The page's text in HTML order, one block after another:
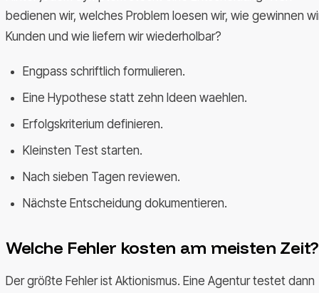
bedienen wir, welches Problem loesen wir, wie gewinnen
Kunden und wie liefern wir wiederholbar?
Engpass schriftlich formulieren.
Eine Hypothese statt zehn Ideen waehlen.
Erfolgskriterium definieren.
Kleinsten Test starten.
Nach sieben Tagen reviewen.
Nächste Entscheidung dokumentieren.
Welche Fehler kosten am meisten Zeit?
Der größte Fehler ist Aktionismus. Eine Agentur testet dann